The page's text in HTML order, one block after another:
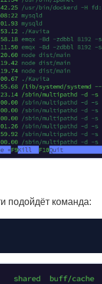
подойдёт команда: